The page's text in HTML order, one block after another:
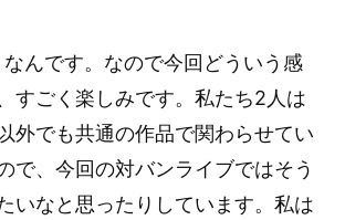
んです。なので今回どういう感
すごく楽しみです。私たち2人は
外でも共通の作品で関わらせてい
で、今回の対バンライブではそう
いなと思ったりしています。私は